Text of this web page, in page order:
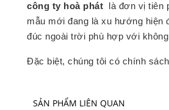
công ty hoà phát là đơn vị tiên
mẫu mới đang là xu hướng hiện
đúc ngoài trời phù hợp với
Đặc biệt, chúng tôi có chính
SẢN PHẨM LIÊN QUAN